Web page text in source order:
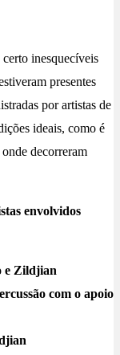
inesquecíveis
presentes
por artistas de
ideais, como é
decorreram
envolvidos
e Zildjian
com o apoio